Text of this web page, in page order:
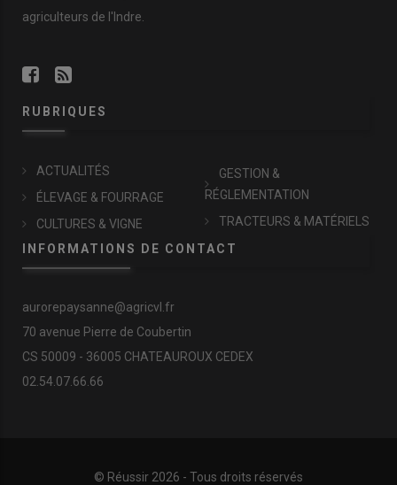
agriculteurs de l'Indre.
RUBRIQUES
ACTUALITÉS
ÉLEVAGE & FOURRAGE
CULTURES & VIGNE
GESTION &
RÉGLEMENTATION
TRACTEURS & MATÉRIELS
INFORMATIONS DE CONTACT
aurorepaysanne@agricvl.fr
70 avenue Pierre de Coubertin
CS 50009 - 36005 CHATEAUROUX CEDEX
02.54.07.66.66
© Réussir 2026 - Tous droits réservés